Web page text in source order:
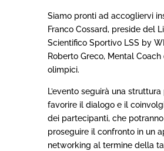
Siamo pronti ad accogliervi
Franco Cossard, preside del
Scientifico Sportivo LSS by
Roberto Greco, Mental
olimpici.
L’evento seguirà una
favorire il dialogo e il
dei partecipanti, che
proseguire il confronto in un
networking al termine della